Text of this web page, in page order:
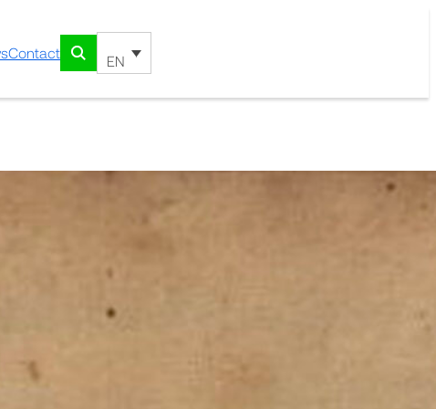
Contact EN
Gentilis Fulgi.
nuper addita
sup Fen.VI et XIIII. Item
XXII. quia Gentilis in eis